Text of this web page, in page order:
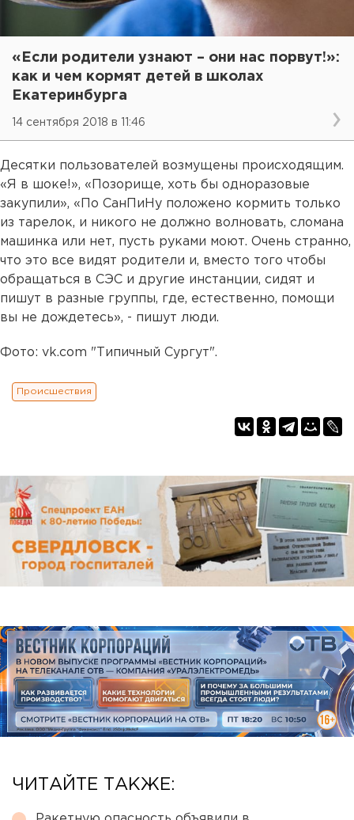
«Если родители узнают – они нас порвут!»:
как и чем кормят детей в школах
Екатеринбурга
14 сентября 2018 в 11:46
Десятки пользователей возмущены происходящим.
«Я в шоке!», «Позорище, хоть бы одноразовые
закупили», «По СанПиНу положено кормить только
из тарелок, и никого не должно волновать, сломана
машинка или нет, пусть руками моют. Очень странно,
что это все видят родители и, вместо того чтобы
обращаться в СЭС и другие инстанции, сидят и
пишут в разные группы, где, естественно, помощи
вы не дождетесь», - пишут люди.
Фото: vk.com "Типичный Сургут".
Происшествия
ЧИТАЙТЕ ТАКЖЕ: